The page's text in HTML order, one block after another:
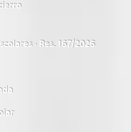
· Res. 167/2026